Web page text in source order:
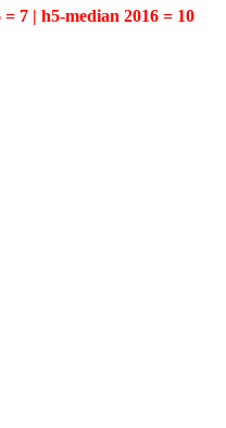
7 | h5-median 2016 = 10